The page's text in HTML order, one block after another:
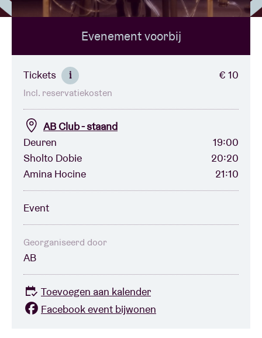
BRDCST
ABtv
Concertcheque
Over AB
Contact
Evenement voorbij
Tickets i € 10
Incl. reservatiekosten
AB Club - staand
Deuren
19:00
Sholto Dobie
20:20
Amina Hocine
21:10
Event
Georganiseerd door
AB
Toevoegen aan kalender
Facebook event bijwonen